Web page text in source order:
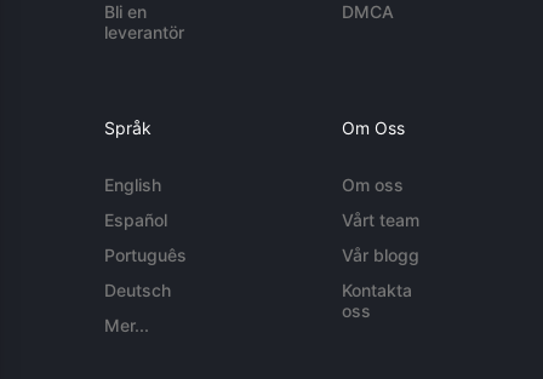
Bli en
leverantör
DMCA
Språk
English
Español
Português
Deutsch
Mer...
Om Oss
Om oss
Vårt team
Vår blogg
Kontakta
oss